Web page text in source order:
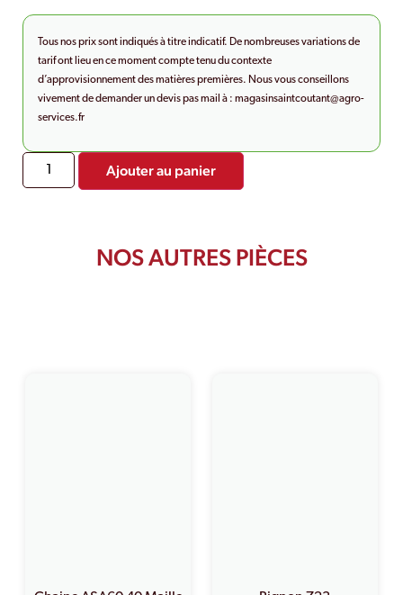
Tous nos prix sont indiqués à titre indicatif. De nombreuses variations de
tarif ont lieu en ce moment compte tenu du contexte
d’approvisionnement des matières premières. Nous vous conseillons
vivement de demander un devis pas mail à : magasinsaintcoutant@agro-
services.fr
Ajouter au panier
NOS AUTRES PIÈCES